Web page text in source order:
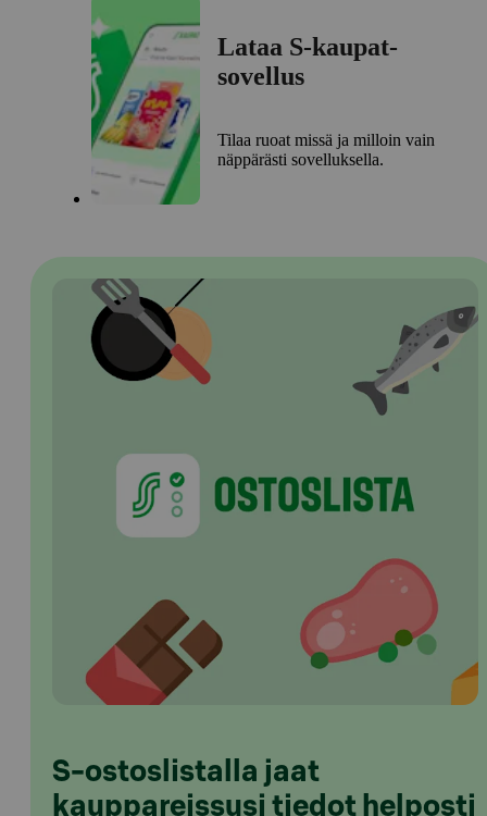
Lataa S-kaupat-
sovellus
Tilaa ruoat missä ja milloin vain
näppärästi sovelluksella.
S-ostoslistalla jaat
kauppareissusi tiedot helposti